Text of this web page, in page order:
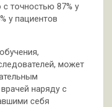
точностью 87% у
у пациентов
может
наряду с
себя